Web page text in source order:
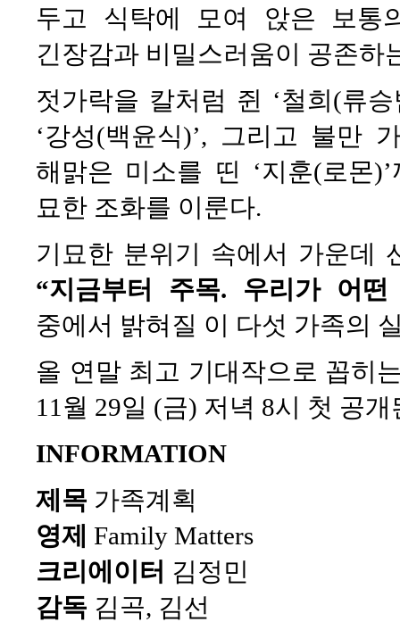
두고 식탁에 모여 앉은 보
긴장감과 비밀스러움이 공존하
젓가락을 칼처럼 쥔 ‘철희(류
‘강성(백윤식)’, 그리고 불만
해맑은 미소를 띤 ‘지훈(로몬
묘한 조화를 이룬다.
기묘한 분위기 속에서 가운데
“지금부터 주목. 우리가 어떤
중에서 밝혀질 이 다섯 가족의
올 연말 최고 기대작으로 꼽히
11월 29일 (금) 저녁 8시 첫 공개
INFORMATION
제목 가족계획
영제 Family Matters
크리에이터 김정민
감독 김곡, 김선